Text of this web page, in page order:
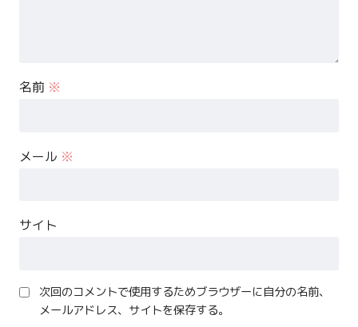
名前 ※
メール ※
サイト
次回のコメントで使用するためブラウザーに自分の名前、
メールアドレス、サイトを保存する。